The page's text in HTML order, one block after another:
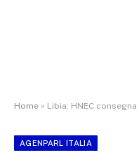
Home » Libia: HNEC consegna all’HoR il
AGENPARL ITALIA